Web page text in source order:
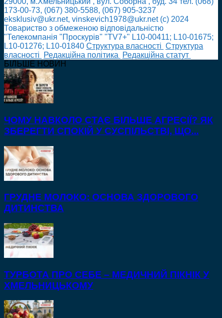
173-00-73, (067) 380-5588, (067) 905-3237
eksklusiv@ukr.net, vinskevich1978@ukr.net (с) 2024
Товариство з обмеженою відповідальністю
"Телекомпанія "Проскурів" "TV7+" L10-00411; L10-01675;
L10-01276; L10-01840 Cтруктура власності Cтруктура
власності
Редакційна політика
Редакційна статут
БІЛЬШЕ НОВИН
ЧОМУ НАВКОЛО СТАЄ БІЛЬШЕ АГРЕСІЇ? ЯК
ЗБЕРЕГТИ СПОКІЙ У СУСПІЛЬСТВІ, ЩО...
ГРУДНЕ МОЛОКО: ОСНОВА ЗДОРОВОГО
ДИТИНСТВА
ТУРБОТА ПРО СЕБЕ – МЕДИЧНИЙ ПІКНІК У
ХМЕЛЬНИЦЬКОМУ